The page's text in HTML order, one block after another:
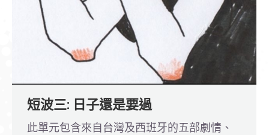
短波三: 日子還是要過
此單元包含來自台灣及西班牙的五部劇情、